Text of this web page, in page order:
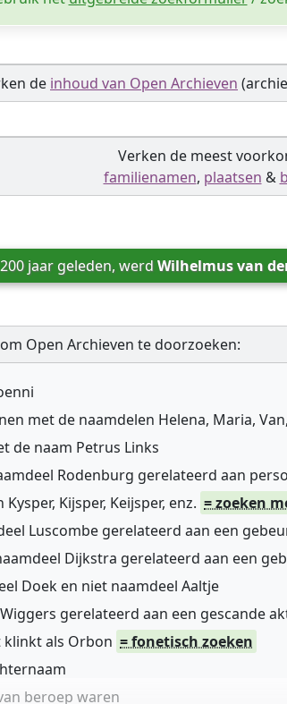
de inhoud van Open Archieven
Verken de meest
familienamen, plaatsen &
jaar geleden, werd Wilhelmus van
Open Archieven te doorzoeken:
met de naamdelen Helena, Maria,
de naam Petrus Links
Rodenburg gerelateerd aan
Kijsper, Keijsper, enz. = zoeken
Luscombe gerelateerd aan een
Dijkstra gerelateerd aan een
Doek en niet naamdeel Aaltje
gerelateerd aan een gescande
klinkt als Orbon = fonetisch zoeken
beroep waren